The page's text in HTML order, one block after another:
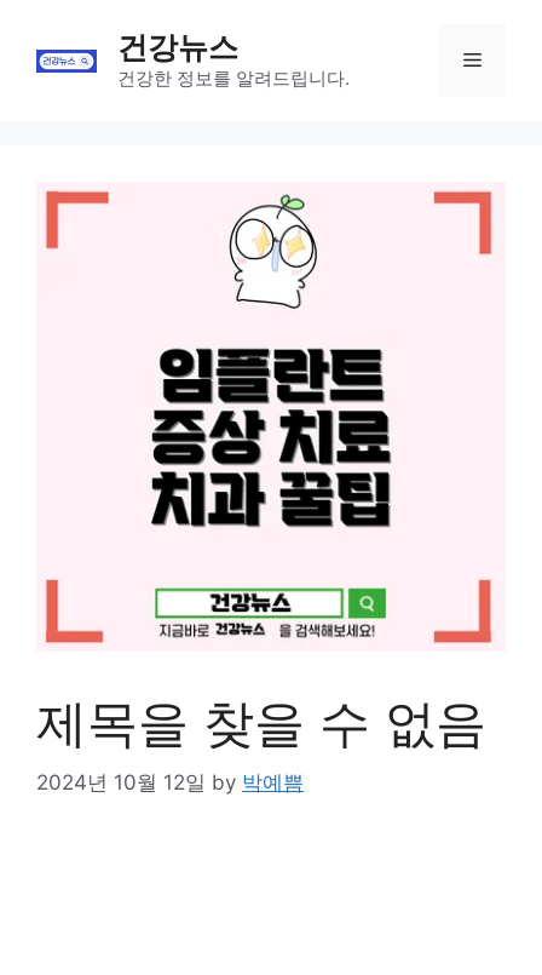
content
건강뉴스
건강한 정보를 알려드립니다.
Menu
제목을 찾을 수 없음
2024년 10월 12일 by 박예쁨